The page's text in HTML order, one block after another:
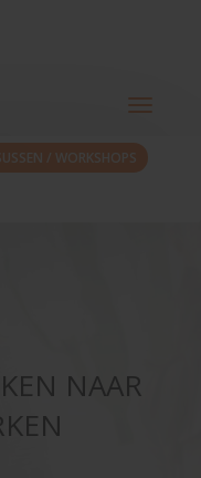
/ WORKSHOPS
Toggle
NAAR